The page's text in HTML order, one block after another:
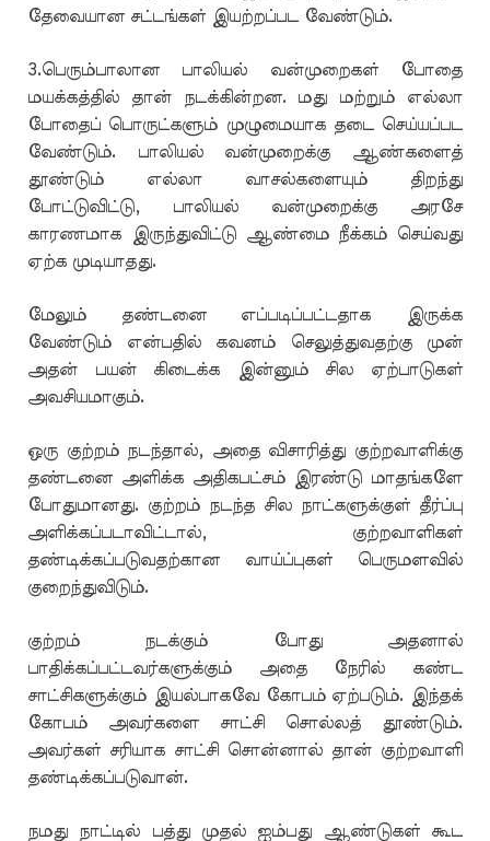
தேவையான சட்டங்கள் இயற்றப்பட வேண்டும்.
3.பெரும்பாலான பாலியல் வன்முறைகள் போதை
மயக்கத்தில் தான் நடக்கின்றன. மது மற்றும் எல்லா
போதைப் பொருட்களும் முழுமையாக தடை செய்யப்பட
வேண்டும். பாலியல் வன்முறைக்கு ஆண்களைத்
தூண்டும் எல்லா வாசல்களையும் திறந்து
போட்டுவிட்டு, பாலியல் வன்முறைக்கு அரசே
காரணமாக இருந்துவிட்டு ஆண்மை நீக்கம் செய்வது
ஏற்க முடியாதது.
மேலும் தண்டனை எப்படிப்பட்டதாக இருக்க
வேண்டும் என்பதில் கவனம் செலுத்துவதற்கு முன்
அதன் பயன் கிடைக்க இன்னும் சில ஏற்பாடுகள்
அவசியமாகும்.
ஒரு குற்றம் நடந்தால், அதை விசாரித்து குற்றவாளிக்கு
தண்டனை அளிக்க அதிகபட்சம் இரண்டு மாதங்களே
போதுமானது. குற்றம் நடந்த சில நாட்களுக்குள் தீர்ப்பு
அளிக்கப்படாவிட்டால், குற்றவாளிகள்
தண்டிக்கப்படுவதற்கான வாய்ப்புகள் பெருமளவில்
குறைந்துவிடும்.
குற்றம் நடக்கும் போது அதனால்
பாதிக்கப்பட்டவர்களுக்கும் அதை நேரில் கண்ட
சாட்சிகளுக்கும் இயல்பாகவே கோபம் ஏற்படும். இந்தக்
கோபம் அவர்களை சாட்சி சொல்லத் தூண்டும்.
அவர்கள் சரியாக சாட்சி சொன்னால் தான் குற்றவாளி
தண்டிக்கப்படுவான்.
நமது நாட்டில் பத்து முதல் ஐம்பது ஆண்டுகள் கூட